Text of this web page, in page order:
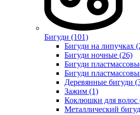
Бигуди (101)
Бигуди на липучках
Бигуди ночные (26)
Бигуди
Бигуди
Деревянные бигуди
Зажим (1)
Коклюшки для волос
Металлический